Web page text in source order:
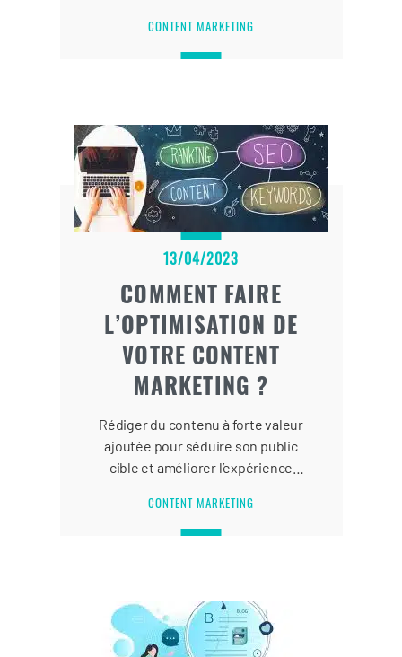
est le contenu de marque,le product
est le contenu relatif au
CONTENT MARKETING
13/04/2023
COMMENT FAIRE
L’OPTIMISATION DE
VOTRE CONTENT
MARKETING ?
Rédiger du contenu à forte valeur
ajoutée pour séduire son public
cible et améliorer l’expérience
(excellente par ailleurs !).
Seulement, si vous ne faites pas
CONTENT MARKETING